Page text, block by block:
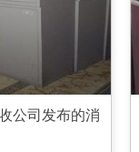
公司发布的消